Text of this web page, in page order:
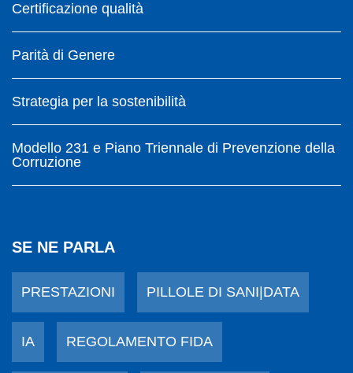
Certificazione qualità
Parità di Genere
Strategia per la sostenibilità
Modello 231 e Piano Triennale di Prevenzione della
Corruzione
SE NE PARLA
PRESTAZIONI PILLOLE DI SANI|DATA
IA REGOLAMENTO FIDA